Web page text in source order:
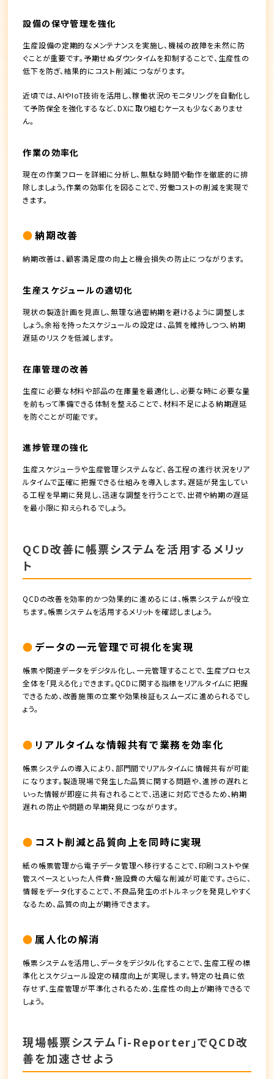
設備の保守管理を強化
生産設備の定期的なメンテナンスを実施し、機械の故障を未然に防
ぐことが重要です。予期せぬダウンタイムを抑制することで、生産性の
低下を防ぎ、結果的にコスト削減につながります。
近頃では、AIやIoT技術を活用し、稼働状況のモニタリングを自動化し
て予防保全を強化するなど、DXに取り組むケースも少なくありませ
ん。
作業の効率化
現在の作業フローを詳細に分析し、無駄な時間や動作を徹底的に排
除しましょう。作業の効率化を図ることで、労働コストの削減を実現で
きます。
納期改善
納期改善は、顧客満足度の向上と機会損失の防止につながります。
生産スケジュールの適切化
現状の製造計画を見直し、無理な過密納期を避けるように調整しま
しょう。余裕を持ったスケジュールの設定は、品質を維持しつつ、納期
遅延のリスクを低減します。
在庫管理の改善
生産に必要な材料や部品の在庫量を最適化し、必要な時に必要な量
を前もって準備できる体制を整えることで、材料不足による納期遅延
を防ぐことが可能です。
進捗管理の強化
生産スケジューラや生産管理システムなど、各工程の進行状況をリア
ルタイムで正確に把握できる仕組みを導入します。遅延が発生してい
る工程を早期に発見し、迅速な調整を行うことで、出荷や納期の遅延
を最小限に抑えられるでしょう。
QCD改善に帳票システムを活用するメリッ
ト
QCDの改善を効率的かつ効果的に進めるには、帳票システムが役立
ちます。帳票システムを活用するメリットを確認しましょう。
データの一元管理で可視化を実現
帳票や関連データをデジタル化し、一元管理することで、生産プロセス
全体を「見える化」できます。QCDに関する指標をリアルタイムに把握
できるため、改善施策の立案や効果検証もスムーズに進められるでし
ょう。
リアルタイムな情報共有で業務を効率化
帳票システムの導入により、部門間でリアルタイムに情報共有が可能
になります。製造現場で発生した品質に関する問題や、進捗の遅れと
いった情報が即座に共有されることで、迅速に対応できるため、納期
遅れの防止や問題の早期発見につながります。
コスト削減と品質向上を同時に実現
紙の帳票管理から電子データ管理へ移行することで、印刷コストや保
管スペースといった人件費・施設費の大幅な削減が可能です。さらに、
情報をデータ化することで、不良品発生のボトルネックを発見しやすく
なるため、品質の向上が期待できます。
属人化の解消
帳票システムを活用し、データをデジタル化することで、生産工程の標
準化とスケジュール設定の精度向上が実現します。特定の社員に依
存せず、生産管理が平準化されるため、生産性の向上が期待できるで
しょう。
現場帳票システム「i-Reporter」でQCD改
善を加速させよう